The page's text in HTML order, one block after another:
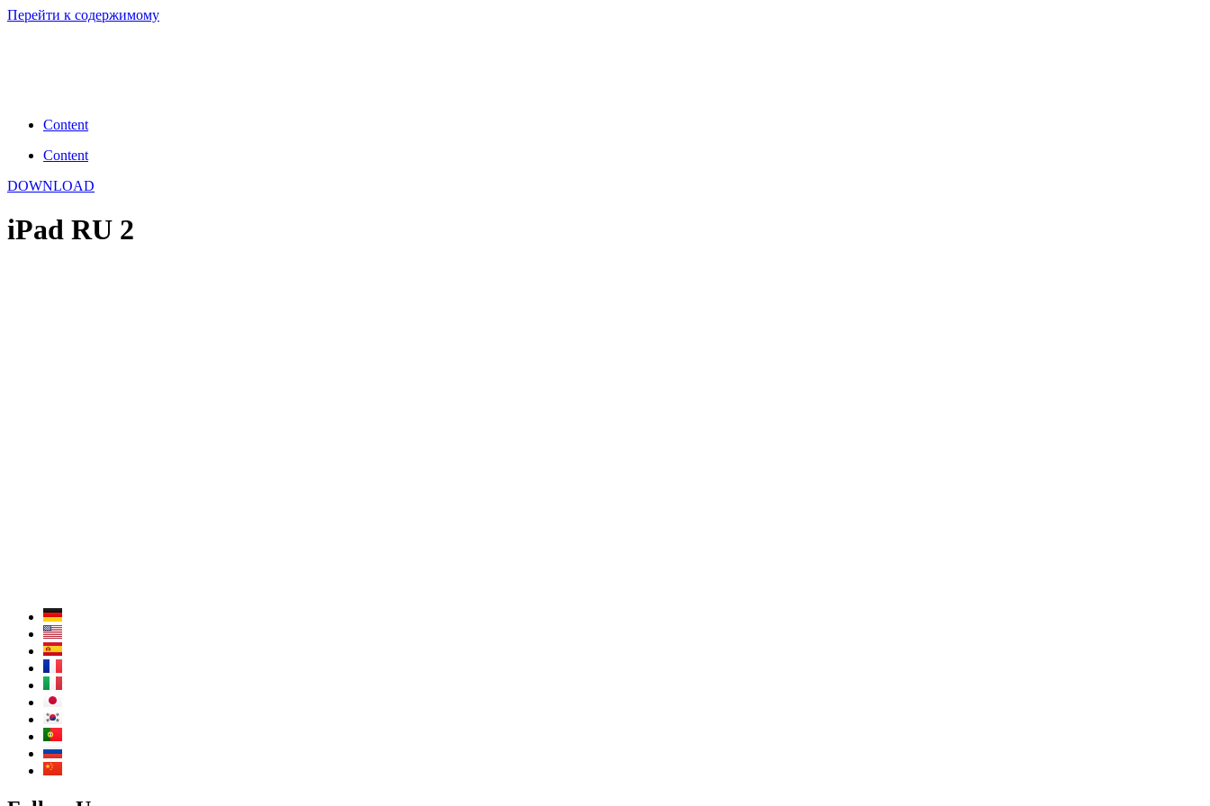
Перейти к содержимому
Content
Content
DOWNLOAD
iPad RU 2